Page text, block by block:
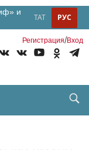
и
РУС
ТАТ
Регистрация/Вход